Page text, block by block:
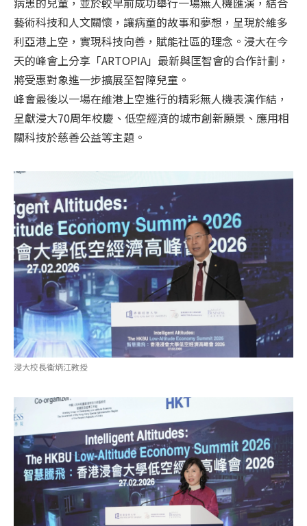
藝術科技和人文關懷，讓病童的故事和夢想，呈現於維多
利亞港上空，實現科技向善，賦能社區的理念。浸大在今
天的峰會上分享「ARTOPIA」最新與匡智會的合作計劃，
將受惠對象進一步擴展至智障兒童。
峰會最後以一場在維港上空進行的精彩無人機表演作結，
呈獻浸大70周年校慶、低空經濟的城市創新願景、應用相
關科技於慈善公益等主題。
浸大校長衞炳江教授